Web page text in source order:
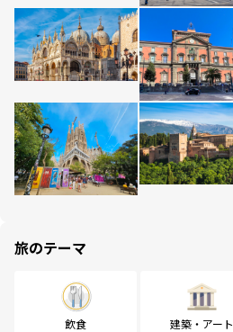
旅のテーマ
飲食 建築・アート